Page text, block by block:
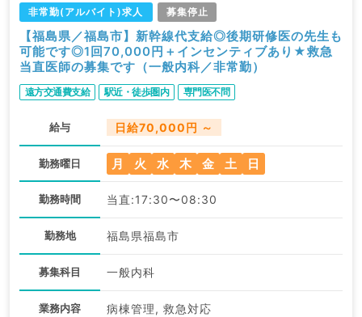
非常勤(アルバイト)求人 募集停止
【福島県／福島市】新幹線代支給◎後期研修医の先生も
可能です◎1回70,000円＋インセンティブあり★救急
当直医師の募集です（一般内科／非常勤）
遠方交通費支給 駅近・徒歩圏内 専門医不問
給与 日給70,000円 ～
勤務曜日 月 火 水 木 金 土 日
勤務時間 当直:17:30〜08:30
勤務地 福島県福島市
募集科目 一般内科
業務内容 病棟管理, 救急対応